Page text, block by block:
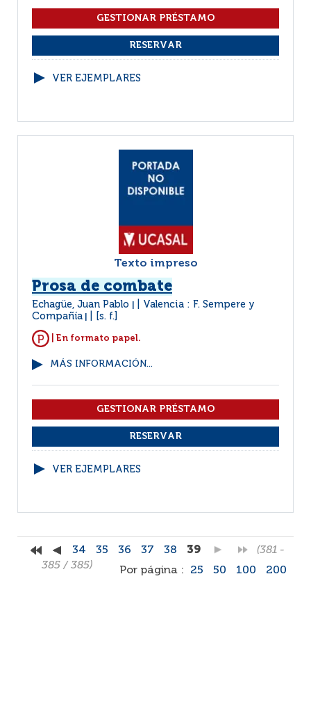
VER EJEMPLARES
Texto impreso
Prosa de combate
Echagüe, Juan Pablo
Valencia : F. Sempere y
Compañía
[s. f.]
| En formato papel.
MÁS INFORMACIÓN...
VER EJEMPLARES
34 35 36 37 38 39
(381 -
385 / 385)
Por página : 25 50 100 200